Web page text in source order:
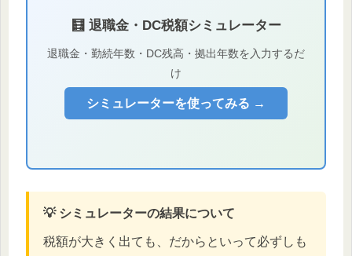
🧮 退職金・DC税額シミュレーター
退職金・勤続年数・DC残高・拠出年数を入力するだ
け
シミュレーターを使ってみる →
💡 シミュレーターの結果について
税額が大きく出ても、だからといって必ずしも